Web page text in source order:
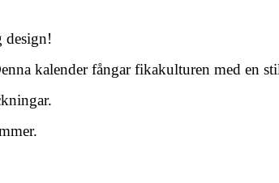
design!
kalender fångar fikakulturen med en